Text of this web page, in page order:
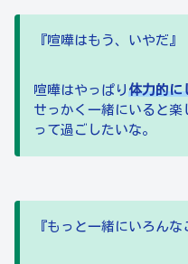
『喧嘩はもう、いやだ』
喧嘩はやっぱり 体力的に
せっかく一緒にいると
って過ごしたいな。
『もっと一緒にいろんな